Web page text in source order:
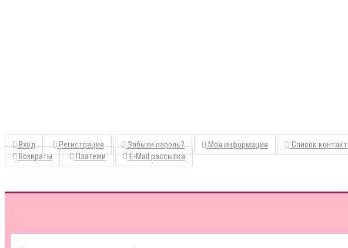
Вход Регистрация Забыли пароль? Моя информация Список
Возвраты
Платежи E-Mail рассылка